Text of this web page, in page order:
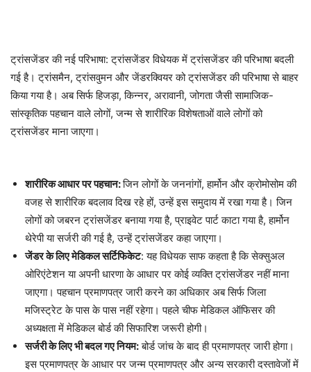
ट्रांसजेंडर की नई परिभाषा: ट्रांसजेंडर विधेयक में ट्रांसजेंडर की परिभाषा बदली
गई है। ट्रांसमैन, ट्रांसवुमन और जेंडरक्वियर को ट्रांसजेंडर की परिभाषा से बाहर
किया गया है। अब सिर्फ हिजड़ा, किन्नर, अरावानी, जोगता जैसी सामाजिक-
सांस्कृतिक पहचान वाले लोगों, जन्म से शारीरिक विशेषताओं वाले लोगों को
ट्रांसजेंडर माना जाएगा।
शारीरिक आधार पर पहचान:जिन लोगों के जननांगों, हार्मोन और क्रोमोसोम की
वजह से शारीरिक बदलाव दिख रहे हों, उन्हें इस समुदाय में रखा गया है। जिन
लोगों को जबरन ट्रांसजेंडर बनाया गया है, प्राइवेट पार्ट काटा गया है, हार्मोन
थेरेपी या सर्जरी की गई है, उन्हें ट्रांसजेंडर कहा जाएगा।
जेंडर के लिए मेडिकल सर्टिफिकेट: यह विधेयक साफ कहता है कि सेक्सुअल
ओरिएंटेशन या अपनी धारणा के आधार पर कोई व्यक्ति ट्रांसजेंडर नहीं माना
जाएगा। पहचान प्रमाणपत्र जारी करने का अधिकार अब सिर्फ जिला
मजिस्ट्रेट के पास के पास नहीं रहेगा। पहले चीफ मेडिकल ऑफिसर की
अध्यक्षता में मेडिकल बोर्ड की सिफारिश जरूरी होगी।
सर्जरी के लिए भी बदल गए नियम:बोर्ड जांच के बाद ही प्रमाणपत्र जारी होगा।
इस प्रमाणपत्र के आधार पर जन्म प्रमाणपत्र और अन्य सरकारी दस्तावेजों में